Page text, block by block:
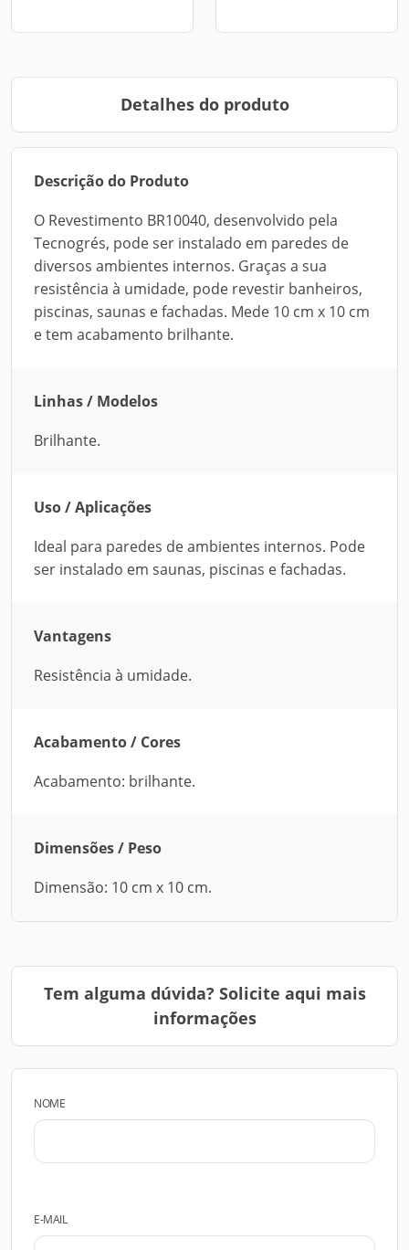
Detalhes do produto
Descrição do Produto
O Revestimento BR10040, desenvolvido pela
Tecnogrés, pode ser instalado em paredes de
diversos ambientes internos. Graças a sua
resistência à umidade, pode revestir banheiros,
piscinas, saunas e fachadas. Mede 10 cm x 10 cm
e tem acabamento brilhante.
Linhas / Modelos
Brilhante.
Uso / Aplicações
Ideal para paredes de ambientes internos. Pode
ser instalado em saunas, piscinas e fachadas.
Vantagens
Resistência à umidade.
Acabamento / Cores
Acabamento: brilhante.
Dimensões / Peso
Dimensão: 10 cm x 10 cm.
Tem alguma dúvida? Solicite aqui mais
informações
NOME
E-MAIL